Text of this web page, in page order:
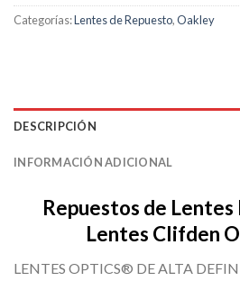
Categorías:Lentes de Repuesto,Oakley
DESCRIPCIÓN
INFORMACIÓN ADICIONAL
Repuestos de Lentes
Lentes Clifden
LENTES OPTICS® DE ALTA